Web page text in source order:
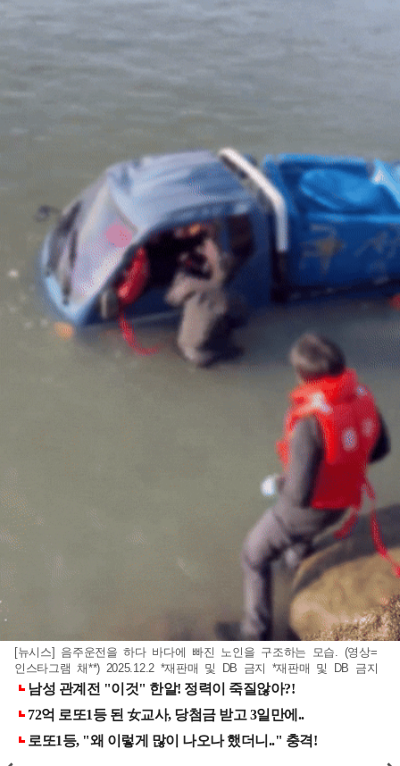
[뉴시스] 음주운전을 하다 바다에 빠진 노인을 구조하는 모습. (영상=
인스타그램 채**) 2025.12.2 *재판매 및 DB 금지 *재판매 및 DB 금지